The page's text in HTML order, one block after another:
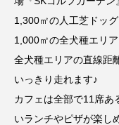
1,300㎡の人工芝ドッグ
1,000㎡の全犬種エリ
全犬種エリアの直線距
いっきり走れます♪
カフェは全部で11席あ
いランチやピザが楽し